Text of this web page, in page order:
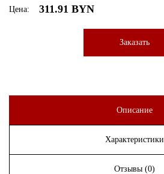
Цена: 311.91 BYN
Заказать
Описание
Характеристики
Отзывы (0)